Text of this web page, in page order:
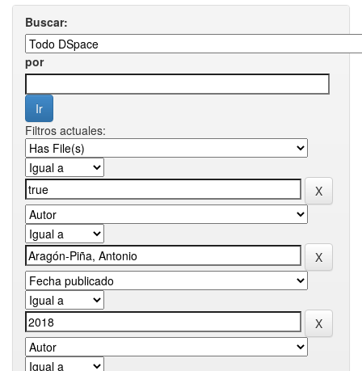
Buscar:
por
Filtros actuales: